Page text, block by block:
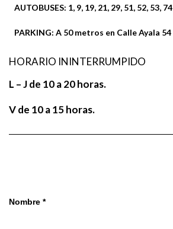
AUTOBUSES: 1, 9, 19, 21, 29, 51, 52, 53, 74
PARKING: A 50 metros en Calle Ayala 54
HORARIO ININTERRUMPIDO
L – J de 10 a 20 horas.
V de 10 a 15 horas.
Nombre *